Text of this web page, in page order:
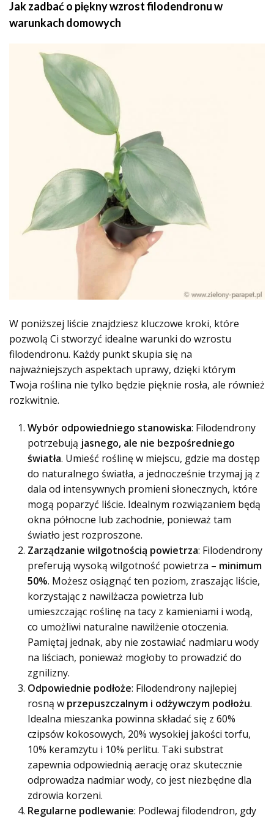
Jak zadbać o piękny wzrost filodendronu w
warunkach domowych
W poniższej liście znajdziesz kluczowe kroki, które
pozwolą Ci stworzyć idealne warunki do wzrostu
filodendronu. Każdy punkt skupia się na
najważniejszych aspektach uprawy, dzięki którym
Twoja roślina nie tylko będzie pięknie rosła, ale również
rozkwitnie.
Wybór odpowiedniego stanowiska: Filodendrony
potrzebują jasnego, ale nie bezpośredniego
światła. Umieść roślinę w miejscu, gdzie ma dostęp
do naturalnego światła, a jednocześnie trzymaj ją z
dala od intensywnych promieni słonecznych, które
mogą poparzyć liście. Idealnym rozwiązaniem będą
okna północne lub zachodnie, ponieważ tam
światło jest rozproszone.
Zarządzanie wilgotnością powietrza: Filodendrony
preferują wysoką wilgotność powietrza – minimum
50%. Możesz osiągnąć ten poziom, zraszając liście,
korzystając z nawilżacza powietrza lub
umieszczając roślinę na tacy z kamieniami i wodą,
co umożliwi naturalne nawilżenie otoczenia.
Pamiętaj jednak, aby nie zostawiać nadmiaru wody
na liściach, ponieważ mogłoby to prowadzić do
zgnilizny.
Odpowiednie podłoże: Filodendrony najlepiej
rosną w przepuszczalnym i odżywczym podłożu.
Idealna mieszanka powinna składać się z 60%
czipsów kokosowych, 20% wysokiej jakości torfu,
10% keramzytu i 10% perlitu. Taki substrat
zapewnia odpowiednią aerację oraz skutecznie
odprowadza nadmiar wody, co jest niezbędne dla
zdrowia korzeni.
Regularne podlewanie: Podlewaj filodendron, gdy